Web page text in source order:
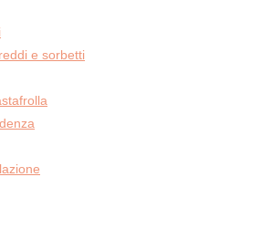
e sorbetti